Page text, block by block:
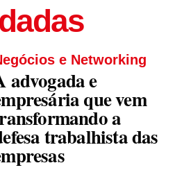
e Networking
advogada e
que vem
a
trabalhista das